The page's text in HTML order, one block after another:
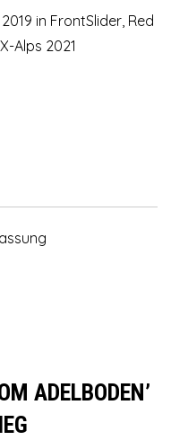
in FrontSlider Red
Alps 2021
ADELBODEN’